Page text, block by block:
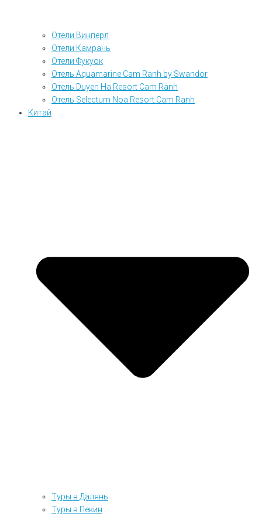
Отели Винперл
Отели Камрань
Отели Фукуок
Отель Aquamarine Cam Ranh by Swandor
Отель Duyen Ha Resort Cam Ranh
Отель Selectum Noa Resort Cam Ranh
Китай
Туры в Далянь
Туры в Пекин